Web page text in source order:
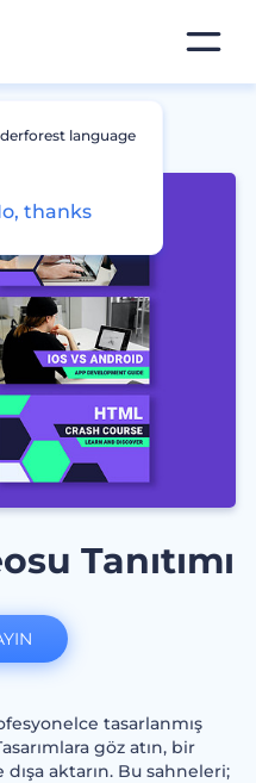
Tanıtımı
tasarlanmış
göz atın, bir
aktarın. Bu sahneleri;
language
thanks